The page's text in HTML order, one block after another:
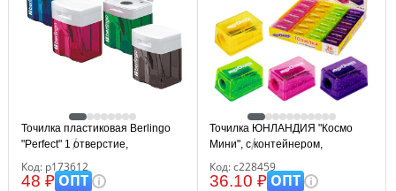
Точилка пластиковая Berlingo
"Perfect" 1 отверстие,
Код: р173612
48 ₽ОПТ
Точилка ЮНЛАНДИЯ "Космо
Мини", с контейнером,
228459
Код: с228459
36.10 ₽ОПТ